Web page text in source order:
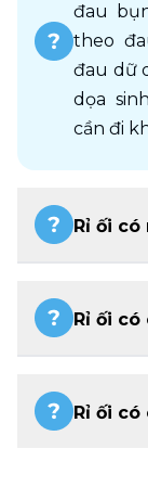
đau
theo
đau dữ
dọa
cần đi
Rỉ ối có
Rỉ ối
Rỉ ối có